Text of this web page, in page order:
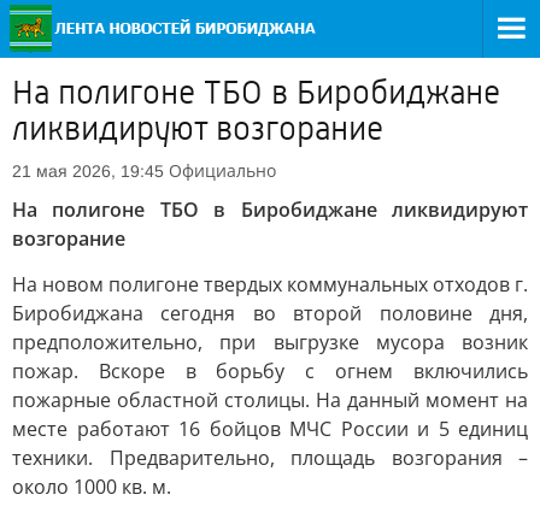
На полигоне ТБО в Биробиджане
ликвидируют возгорание
21 мая 2026, 19:45 Официально
На полигоне ТБО в Биробиджане ликвидируют
возгорание
На новом полигоне твердых коммунальных отходов г.
Биробиджана сегодня во второй половине дня,
предположительно, при выгрузке мусора возник
пожар. Вскоре в борьбу с огнем включились
пожарные областной столицы. На данный момент на
месте работают 16 бойцов МЧС России и 5 единиц
техники. Предварительно, площадь возгорания –
около 1000 кв. м.